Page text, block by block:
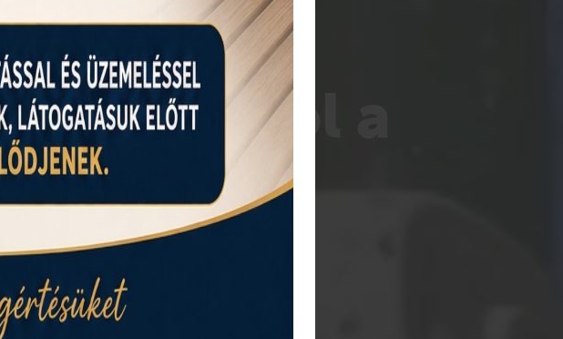
elstartol a
családot, a barátokat, és
nyarat!